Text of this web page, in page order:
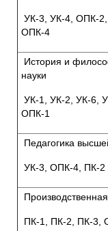
УК-3, УК-4, ОПК-
ОПК-4
История и
науки
УК-1, УК-2, УК-6,
ОПК-1
Педагогика
УК-3, ОПК-4, ПК-2
ПК-1, ПК-2, ПК-3,